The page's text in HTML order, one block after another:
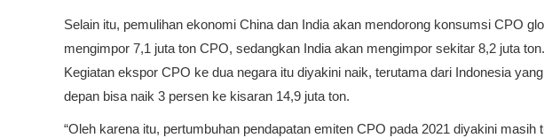
Selain itu, pemulihan ekonomi China dan India akan mendorong konsumsi CPO
mengimpor 7,1 juta ton CPO, sedangkan India akan mengimpor sekitar 8,2 juta ton.
Kegiatan ekspor CPO ke dua negara itu diyakini naik, terutama dari Indonesia
depan bisa naik 3 persen ke kisaran 14,9 juta ton.
“Oleh karena itu, pertumbuhan pendapatan emiten CPO pada 2021 diyakini